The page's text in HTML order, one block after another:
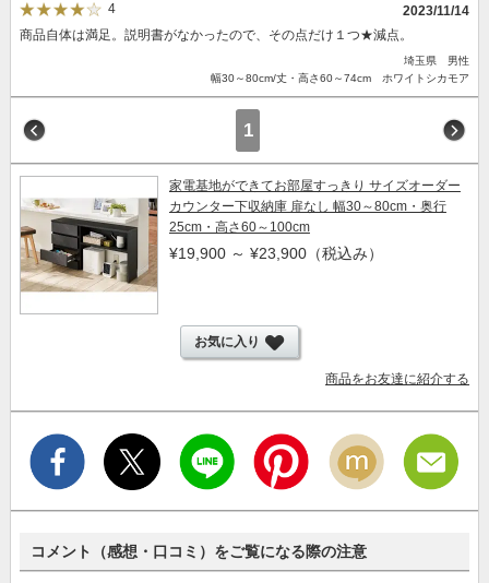
4
2023/11/14
商品自体は満足。説明書がなかったので、その点だけ１つ★減点。
埼玉県 男性
幅30～80cm/丈・高さ60～74cm ホワイトシカモア
1
家電基地ができてお部屋すっきり サイズオーダー
カウンター下収納庫 扉なし 幅30～80cm・奥行
25cm・高さ60～100cm
¥19,900 ～ ¥23,900（税込み）
お気に入り
商品をお友達に紹介する
コメント（感想・口コミ）をご覧になる際の注意